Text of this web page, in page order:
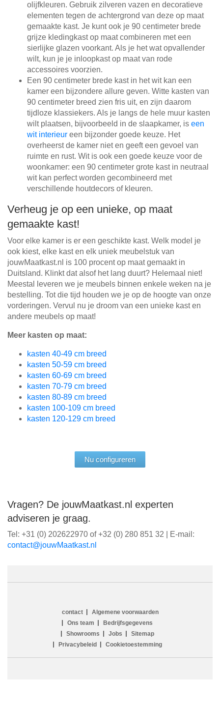
olijfkleuren. Gebruik zilveren vazen en decoratieve
elementen tegen de achtergrond van deze op maat
gemaakte kast. Je kunt ook je 90 centimeter brede
grijze kledingkast op maat combineren met een
sierlijke glazen voorkant. Als je het wat opvallender
wilt, kun je je inloopkast op maat van rode
accessoires voorzien.
Een 90 centimeter brede kast in het wit kan een
kamer een bijzondere allure geven. Witte kasten van
90 centimeter breed zien fris uit, en zijn daarom
tijdloze klassiekers. Als je langs de hele muur kasten
wilt plaatsen, bijvoorbeeld in de slaapkamer, is een
wit interieur een bijzonder goede keuze. Het
overheerst de kamer niet en geeft een gevoel van
ruimte en rust. Wit is ook een goede keuze voor de
woonkamer: een 90 centimeter grote kast in neutraal
wit kan perfect worden gecombineerd met
verschillende houtdecors of kleuren.
Verheug je op een unieke, op maat
gemaakte kast!
Voor elke kamer is er een geschikte kast. Welk model je
ook kiest, elke kast en elk uniek meubelstuk van
jouwMaatkast.nl is 100 procent op maat gemaakt in
Duitsland. Klinkt dat alsof het lang duurt? Helemaal niet!
Meestal leveren we je meubels binnen enkele weken na je
bestelling. Tot die tijd houden we je op de hoogte van onze
vorderingen. Vervul nu je droom van een unieke kast en
andere meubels op maat!
Meer kasten op maat:
kasten 40-49 cm breed
kasten 50-59 cm breed
kasten 60-69 cm breed
kasten 70-79 cm breed
kasten 80-89 cm breed
kasten 100-109 cm breed
kasten 120-129 cm breed
Nu configureren
Vragen? De jouwMaatkast.nl experten
adviseren je graag.
Tel: +31 (0) 202622970 of +32 (0) 280 851 32 | E-mail:
ln.tsaktaaMwuoj@tcatnoc
contact
Algemene voorwaarden
Ons team
Bedrijfsgegevens
Showrooms
Jobs
Sitemap
Privacybeleid
Cookietoestemming